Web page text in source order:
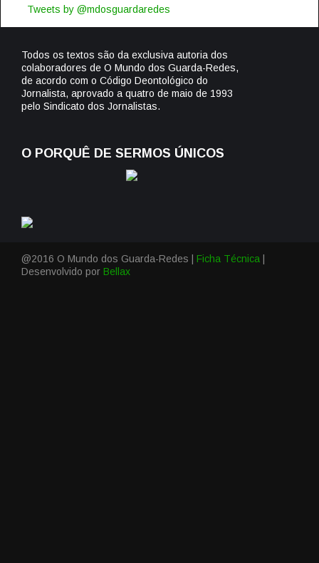
Tweets by @mdosguardaredes
Todos os textos são da exclusiva autoria dos
colaboradores de O Mundo dos Guarda-Redes,
de acordo com o Código Deontológico do
Jornalista, aprovado a quatro de maio de 1993
pelo Sindicato dos Jornalistas.
O PORQUÊ DE SERMOS ÚNICOS
@2016 O Mundo dos Guarda-Redes | Ficha Técnica
Desenvolvido por Bellax